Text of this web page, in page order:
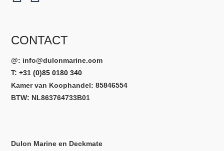
CONTACT
@: info@dulonmarine.com
T: +31 (0)85 0180 340
Kamer van Koophandel: 85846554
BTW: NL863764733B01
Dulon Marine en Deckmate